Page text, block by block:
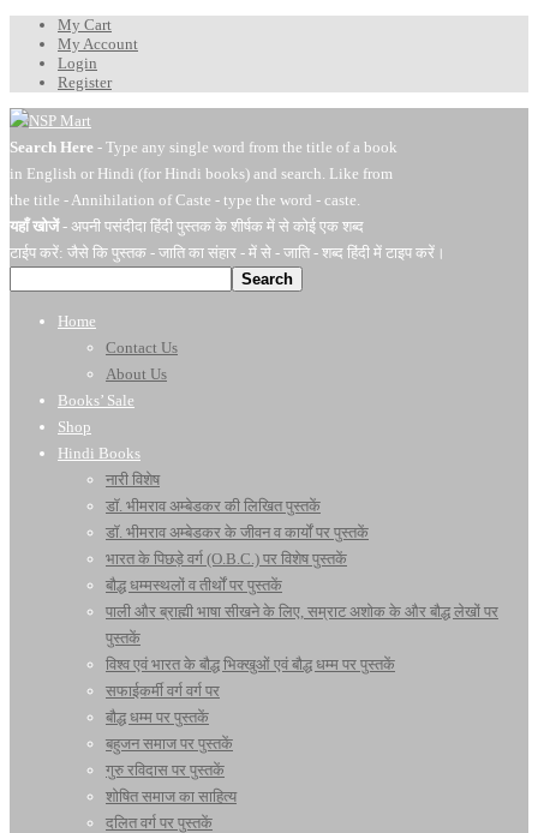
My Cart
My Account
Login
Register
Search Here - Type any single word from the title of a book
in English or Hindi (for Hindi books) and search. Like from
the title - Annihilation of Caste - type the word - caste.
यहाँ खोजें- अपनी पसंदीदा हिंदी पुस्तक के शीर्षक में से कोई एक शब्द
टाईप करें: जैसे कि पुस्तक - जाति का संहार - में से - जाति - शब्द हिंदी में टाइप करें।
Search
Home
Contact Us
About Us
Books’ Sale
Shop
Hindi Books
नारी विशेष
डॉ. भीमराव अम्बेडकर की लिखित पुस्तकें
डॉ. भीमराव अम्बेडकर के जीवन व कार्यों पर पुस्तकें
भारत के पिछड़े वर्ग (O.B.C.) पर विशेष पुस्तकें
बौद्ध धम्मस्थलों व तीर्थों पर पुस्तकें
पाली और ब्राह्मी भाषा सीखने के लिए, सम्राट अशोक के और बौद्ध लेखों पर
पुस्तकें
विश्व एवं भारत के बौद्ध भिक्खुओं एवं बौद्ध धम्म पर पुस्तकें
सफाईकर्मी वर्ग वर्ग पर
बौद्ध धम्म पर पुस्तकें
बहुजन समाज पर पुस्तकें
गुरु रविदास पर पुस्तकें
शोषित समाज का साहित्य
दलित वर्ग पर पुस्तकें